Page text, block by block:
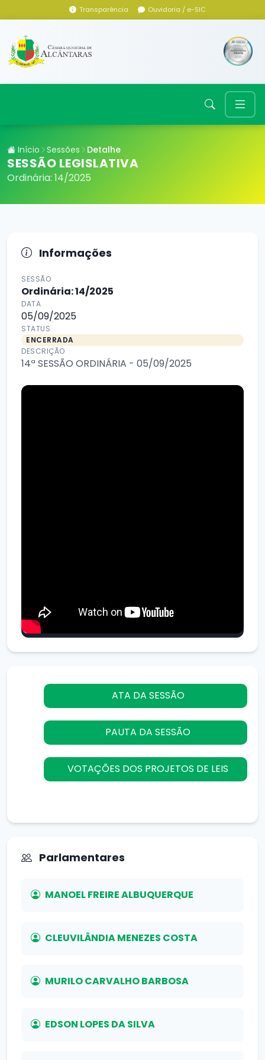
Transparência Ouvidoria / e-SIC
Início Sessões Detalhe
SESSÃO LEGISLATIVA
Ordinária: 14/2025
Informações
SESSÃO
Ordinária: 14/2025
DATA
05/09/2025
STATUS
ENCERRADA
DESCRIÇÃO
14ª SESSÃO ORDINÁRIA - 05/09/2025
ATA DA SESSÃO
PAUTA DA SESSÃO
VOTAÇÕES DOS PROJETOS DE LEIS
Parlamentares
MANOEL FREIRE ALBUQUERQUE
CLEUVILÂNDIA MENEZES COSTA
MURILO CARVALHO BARBOSA
EDSON LOPES DA SILVA